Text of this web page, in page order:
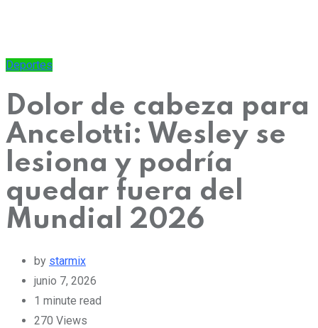
Deportes
Dolor de cabeza para
Ancelotti: Wesley se
lesiona y podría
quedar fuera del
Mundial 2026
by starmix
junio 7, 2026
1 minute read
270 Views